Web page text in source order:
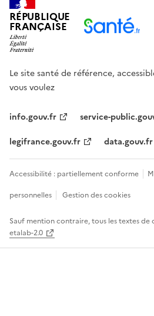
RÉPUBLIQUE
FRANÇAISE
Le site santé de référence,
vous voulez
info.gouv.fr
service-
legifrance.gouv.fr
data.gouv.fr
Accessibilité : partiellement conforme
personnelles
Gestion des cookies
Sauf mention contraire, tous les textes de
etalab-2.0